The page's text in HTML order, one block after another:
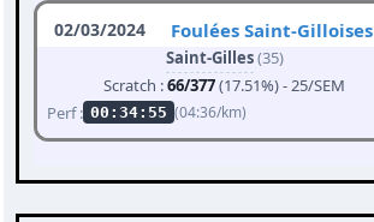
02/03/2024 Foulées Saint-Gilloises
Saint-Gilles(35)
Scratch :66/377(17.51%) - 25/SEM
Perf : 00:34:55 (04:36/km)